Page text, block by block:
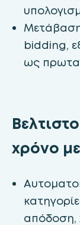
bidding,
ως
χρόνο
απόδοση,